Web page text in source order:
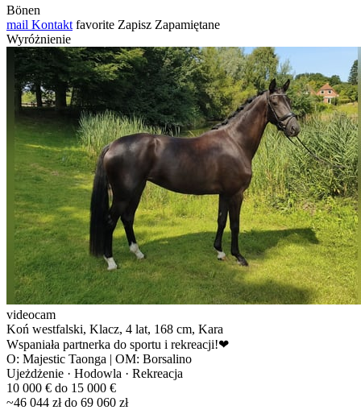
Bönen
mail Kontakt favorite Zapisz Zapamiętane
Wyróżnienie
videocam
Koń westfalski, Klacz, 4 lat, 168 cm, Kara
Wspaniała partnerka do sportu i rekreacji!❤
O: Majestic Taonga | OM: Borsalino
Ujeżdżenie · Hodowla · Rekreacja
10 000 € do 15 000 €
~46 044 zł do 69 060 zł